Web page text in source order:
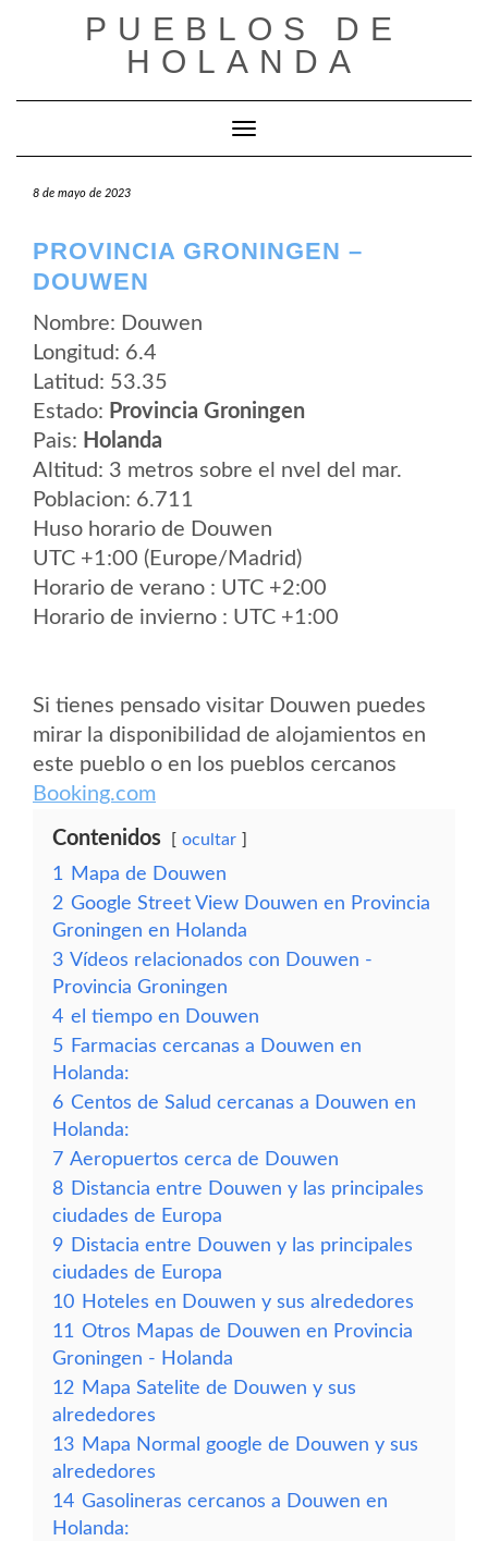
PUEBLOS DE
HOLANDA
Cambiar modo de navegación
8 de mayo de 2023
PROVINCIA GRONINGEN –
DOUWEN
Nombre: Douwen
Longitud: 6.4
Latitud: 53.35
Estado: Provincia Groningen
Pais: Holanda
Altitud: 3 metros sobre el nvel del mar.
Poblacion: 6.711
Huso horario de Douwen
UTC +1:00 (Europe/Madrid)
Horario de verano : UTC +2:00
Horario de invierno : UTC +1:00
Si tienes pensado visitar Douwen puedes
mirar la disponibilidad de alojamientos en
este pueblo o en los pueblos cercanos
Booking.com
Contenidos ocultar
1
Mapa de Douwen
2 Google Street View Douwen en Provincia
Groningen en Holanda
3 Vídeos relacionados con Douwen -
Provincia Groningen
4 el tiempo en Douwen
5 Farmacias cercanas a Douwen en
Holanda:
6 Centos de Salud cercanas a Douwen en
Holanda:
7 Aeropuertos cerca de Douwen
8 Distancia entre Douwen y las principales
ciudades de Europa
9 Distacia entre Douwen y las principales
ciudades de Europa
10 Hoteles en Douwen y sus alrededores
11 Otros Mapas de Douwen en Provincia
Groningen - Holanda
12 Mapa Satelite de Douwen y sus
alrededores
13 Mapa Normal google de Douwen y sus
alrededores
14 Gasolineras cercanos a Douwen en
Holanda: